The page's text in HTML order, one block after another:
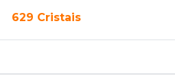
629 Cristais